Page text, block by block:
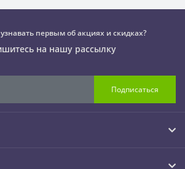
первым об акциях и скидках?
на нашу рассылку
Подписаться